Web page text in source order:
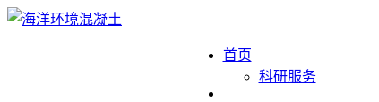
首页
科研服务